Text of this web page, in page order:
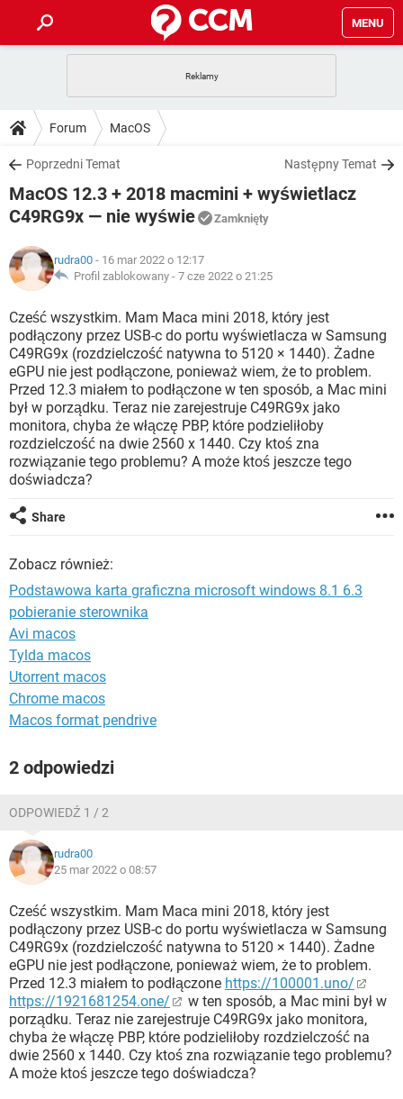
MENU
GRY
SPOTIFY
INSTAGRAM FACEBOOK
WINDOWS 10
PORADY
PlayStation
SPOTIFY
WINDOWS 10
DO POBRANIA
ANDROID TIKTOK
GRY WHATSAPP
IOS
INSTAGRAM
WINDOWS 10
FORUM
GRY WHATSAPP
INSTAGRAM FACEBOOK
WINDOWS 10
ARTYKUŁY
COVID-19
GRY WHATSAPP
SPOTIFY NETFLIX
INSTAGRAM FACEBOOK
WINDOWS 10
Forum MacOS
Poprzedni Temat Następny Temat
MacOS 12.3 + 2018 macmini + wyświetlacz
C49RG9x — nie wyświe
Zamknięty
rudra00 - 16 mar 2022 o 12:17
Profil zablokowany - 7 cze 2022 o 21:25
Cześć wszystkim. Mam Maca mini 2018, który jest
podłączony przez USB-c do portu wyświetlacza w Samsung
C49RG9x (rozdzielczość natywna to 5120 × 1440). Żadne
eGPU nie jest podłączone, ponieważ wiem, że to problem.
Przed 12.3 miałem to podłączone w ten sposób, a Mac mini
był w porządku. Teraz nie zarejestruje C49RG9x jako
monitora, chyba że włączę PBP, które podzieliłoby
rozdzielczość na dwie 2560 x 1440. Czy ktoś zna
rozwiązanie tego problemu? A może ktoś jeszcze tego
doświadcza?
Share
Zobacz również:
Podstawowa karta graficzna microsoft windows 8.1 6.3
pobieranie sterownika
Avi macos
Tylda macos
Utorrent macos
Chrome macos
Macos format pendrive
2 odpowiedzi
ODPOWIEDŹ 1 / 2
rudra00
25 mar 2022 o 08:57
Cześć wszystkim. Mam Maca mini 2018, który jest
podłączony przez USB-c do portu wyświetlacza w Samsung
C49RG9x (rozdzielczość natywna to 5120 × 1440). Żadne
eGPU nie jest podłączone, ponieważ wiem, że to problem.
Przed 12.3 miałem to podłączone https://100001.uno/
https://1921681254.one/
w ten sposób, a Mac mini był w
porządku. Teraz nie zarejestruje C49RG9x jako monitora,
chyba że włączę PBP, które podzieliłoby rozdzielczość na
dwie 2560 x 1440. Czy ktoś zna rozwiązanie tego problemu?
A może ktoś jeszcze tego doświadcza?